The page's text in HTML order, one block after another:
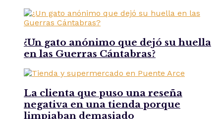
¿Un gato anónimo que dejó su huella
en las Guerras Cántabras?
La clienta que puso una reseña
negativa en una tienda porque
limpiaban demasiado